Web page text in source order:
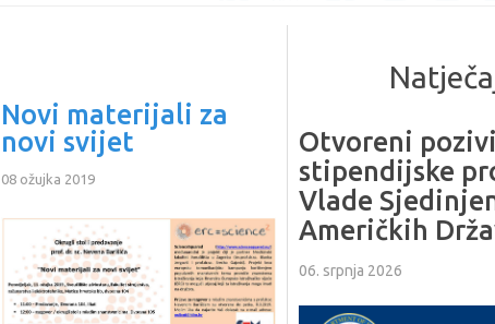
Novi materijali za
novi svijet
08 ožujka 2019
Otvoreni
stipendijske
Vlade
Američkih
06. srpnja 2026